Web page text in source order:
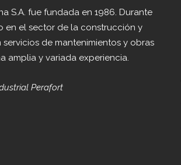
S.A. fue fundada en 1986. Durante
en el sector de la construcción y
de mantenimientos y obras
amplia y variada experiencia.
Perafort